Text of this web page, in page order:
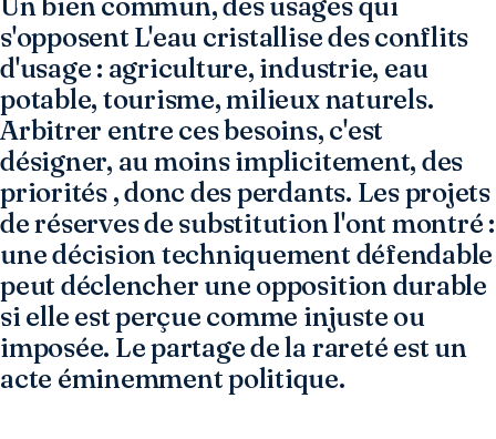
s'opposent L'eau cristallise des conflits
d'usage : agriculture, industrie, eau
potable, tourisme, milieux naturels.
Arbitrer entre ces besoins, c'est
désigner, au moins implicitement, des
priorités , donc des perdants. Les projets
de réserves de substitution l'ont montré :
une décision techniquement défendable
peut déclencher une opposition durable
si elle est perçue comme injuste ou
imposée. Le partage de la rareté est un
acte éminemment politique.